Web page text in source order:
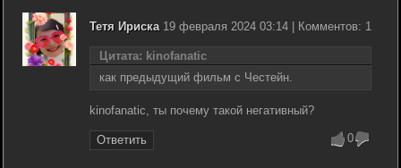
Тетя Ириска19 февраля 2024 03:14 | Комментов: 1
Цитата: kinofanatic
как предыдущий фильм с Честейн.
kinofanatic, ты почему такой негативный?
Ответить 0